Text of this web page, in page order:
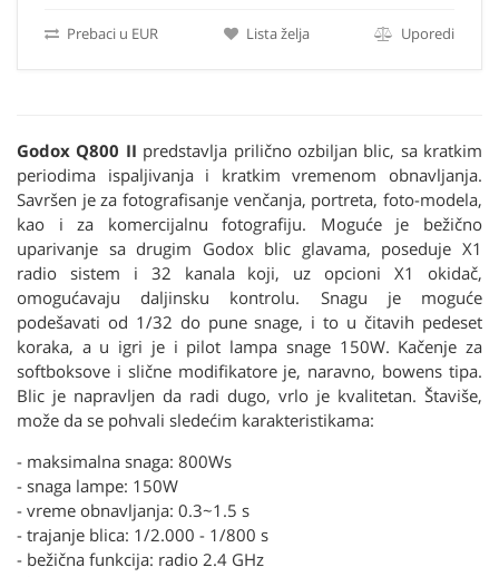
Prebaci u EUR Lista želja Uporedi
Godox Q800 II predstavlja prilično ozbiljan blic, sa kratkim
periodima ispaljivanja i kratkim vremenom obnavljanja.
Savršen je za fotografisanje venčanja, portreta, foto-modela,
kao i za komercijalnu fotografiju. Moguće je bežično
uparivanje sa drugim Godox blic glavama, poseduje X1
radio sistem i 32 kanala koji, uz opcioni X1 okidač,
omogućavaju daljinsku kontrolu. Snagu je moguće
podešavati od 1/32 do pune snage, i to u čitavih pedeset
koraka, a u igri je i pilot lampa snage 150W. Kačenje za
softboksove i slične modifikatore je, naravno, bowens tipa.
Blic je napravljen da radi dugo, vrlo je kvalitetan. Štaviše,
može da se pohvali sledećim karakteristikama:
- maksimalna snaga: 800Ws
- snaga lampe: 150W
- vreme obnavljanja: 0.3~1.5 s
- trajanje blica: 1/2.000 - 1/800 s
- bežična funkcija: radio 2.4 GHz